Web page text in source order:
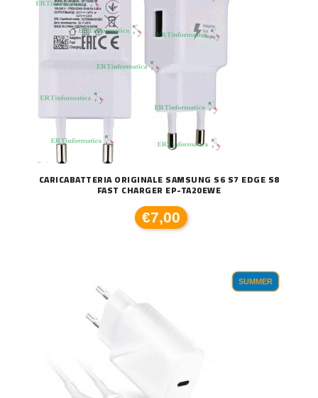
CARICABATTERIA ORIGINALE SAMSUNG S6 S7 EDGE S8
FAST CHARGER EP-TA20EWE
€7,00
SUMMER